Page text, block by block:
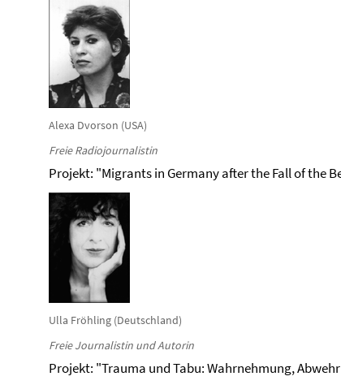
Alexa Dvorson (USA)
Freie Radiojournalistin
Projekt: "Migrants in Germany after the Fall of the
Ulla Fröhling (Deutschland)
Freie Journalistin und Autorin
Projekt: "Trauma und Tabu: Wahrnehmung,